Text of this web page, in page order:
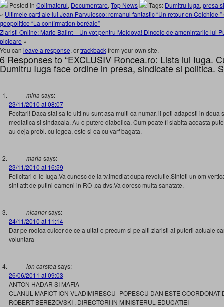
Posted in Colimatorul, Documentare, Top News Tags: Dumitru Iuga, presa
« Ultimele carti ale lui Jean Parvulesco: romanul fantastic “Un retour en Colchide
geopolitice “La confirmation boréale”
Ziaristi Online: Mario Balint – Un vot pentru Moldova! Dincolo de amenintarile lui
picioare »
You can leave a response, ortrackbackfrom your own site.
6 Responses to “EXCLUSIV Roncea.ro: Lista lui Iuga.
Dumitru Iuga face ordine in presa, sindicate si politica.
mihasays:
23/11/2010 at 08:07
Fecitari! Daca stai sa te uiti nu sunt asa multi ca numar, ii poti adaposti in doua
mediatica si sindacala. Au o putere diabolica. Cum poate fi slabita aceasta
au deja probl. cu legea, este si ea cu varf bagata.
mariasays:
23/11/2010 at 16:59
Felicitari d-le Iuga.Va cunosc de la tv,imediat dupa revolutie.Sinteti un om
sint atit de putini oameni in RO ,ca dvs.Va doresc multa sanatate.
nicanorsays:
24/11/2010 at 11:14
Dar pe rodica culcer de ce a uitat-o precum si pe alti ziaristi ai puterii actuale
voluntara
ion carsteasays:
26/06/2011 at 09:03
ANTON HADAR SI MAFIA
CLANUL MAFIOT ION VLADIMIRESCU- POPESCU DAN ESTE COORDONAT
ROBERT BEREZOVSKI , DIRECTORI IN MINISTERUL EDUCATIEI